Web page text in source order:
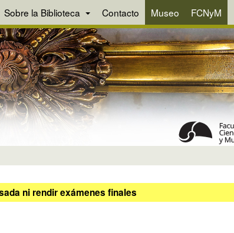
Sobre la Biblioteca Contacto Museo FCNyM
ni rendir exámenes finales